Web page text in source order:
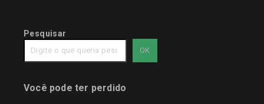
Pesquisar
OK
Você pode ter perdido